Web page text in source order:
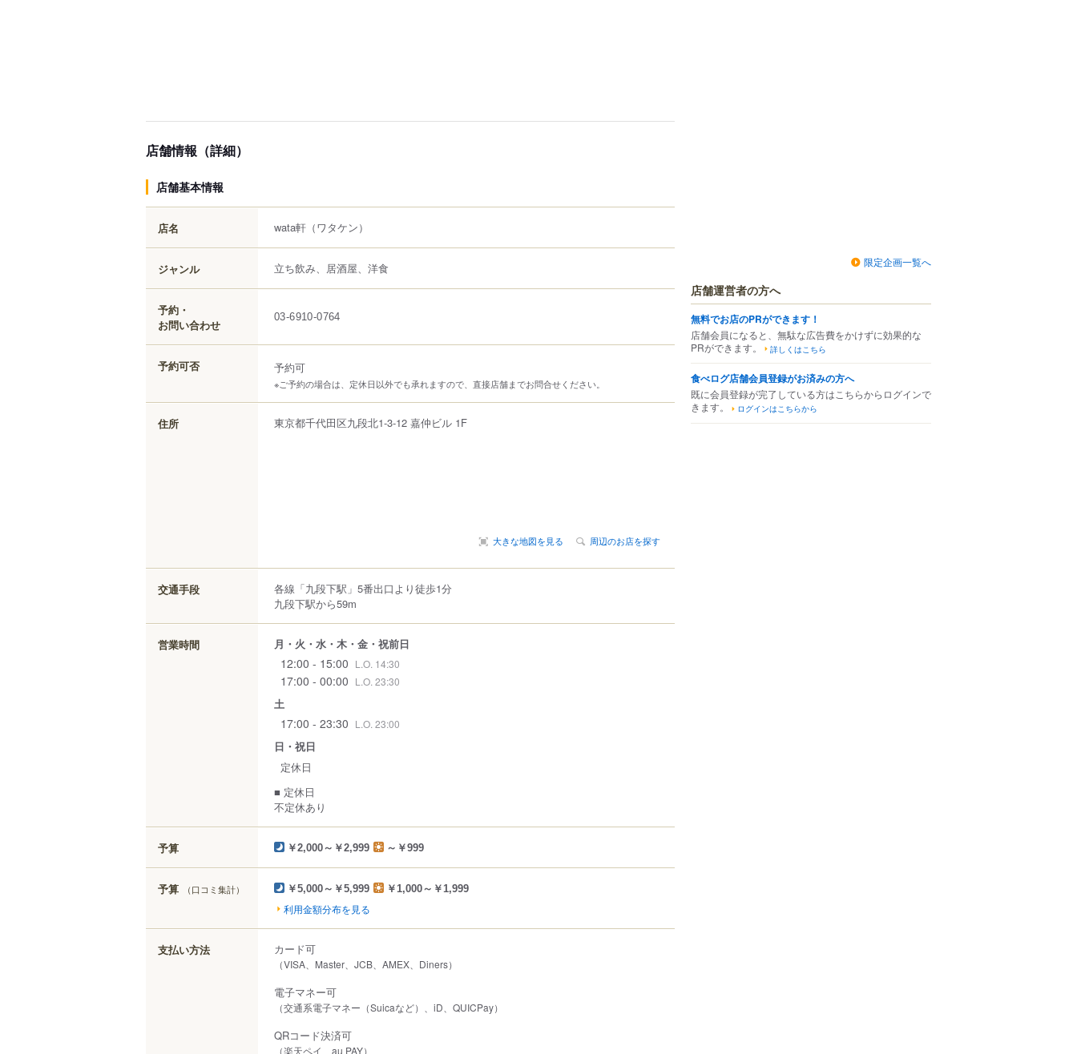
店舗情報（詳細）
店舗基本情報
店名 wata軒 （ワタケン）
ジャンル 立ち飲み、居酒屋、洋食
予約・
お問い合わせ
03-6910-0764
予約可否 予約可
※ご予約の場合は、定休日以外でも承れますので、直接店舗までお問合せください。
住所 東京都千代田区九段北1-3-12 嘉仲ビル 1F
大きな地図を見る 周辺のお店を探す
交通手段
各線「九段下駅」5番出口より徒歩1分
九段下駅から59m
営業時間 月・火・水・木・金・祝前日
12:00 - 15:00 L.O. 14:30
17:00 - 00:00 L.O. 23:30
土
17:00 - 23:30 L.O. 23:00
日・祝日
定休日
■ 定休日
不定休あり
予算 ￥2,000～￥2,999 ～￥999
予算 （口コミ集計） ￥5,000～￥5,999 ￥1,000～￥1,999
利用金額分布を見る
支払い方法 カード可
（VISA、Master、JCB、AMEX、Diners）
電子マネー可
（交通系電子マネー（Suicaなど）、iD、QUICPay）
QRコード決済可
（楽天ペイ、au PAY）
限定企画一覧へ
店舗運営者の方へ
無料でお店のPRができます！
店舗会員になると、無駄な広告費をかけずに効果的な
PRができます。
詳しくはこちら
食べログ店舗会員登録がお済みの方へ
既に会員登録が完了している方はこちらからログインで
きます。
ログインはこちらから